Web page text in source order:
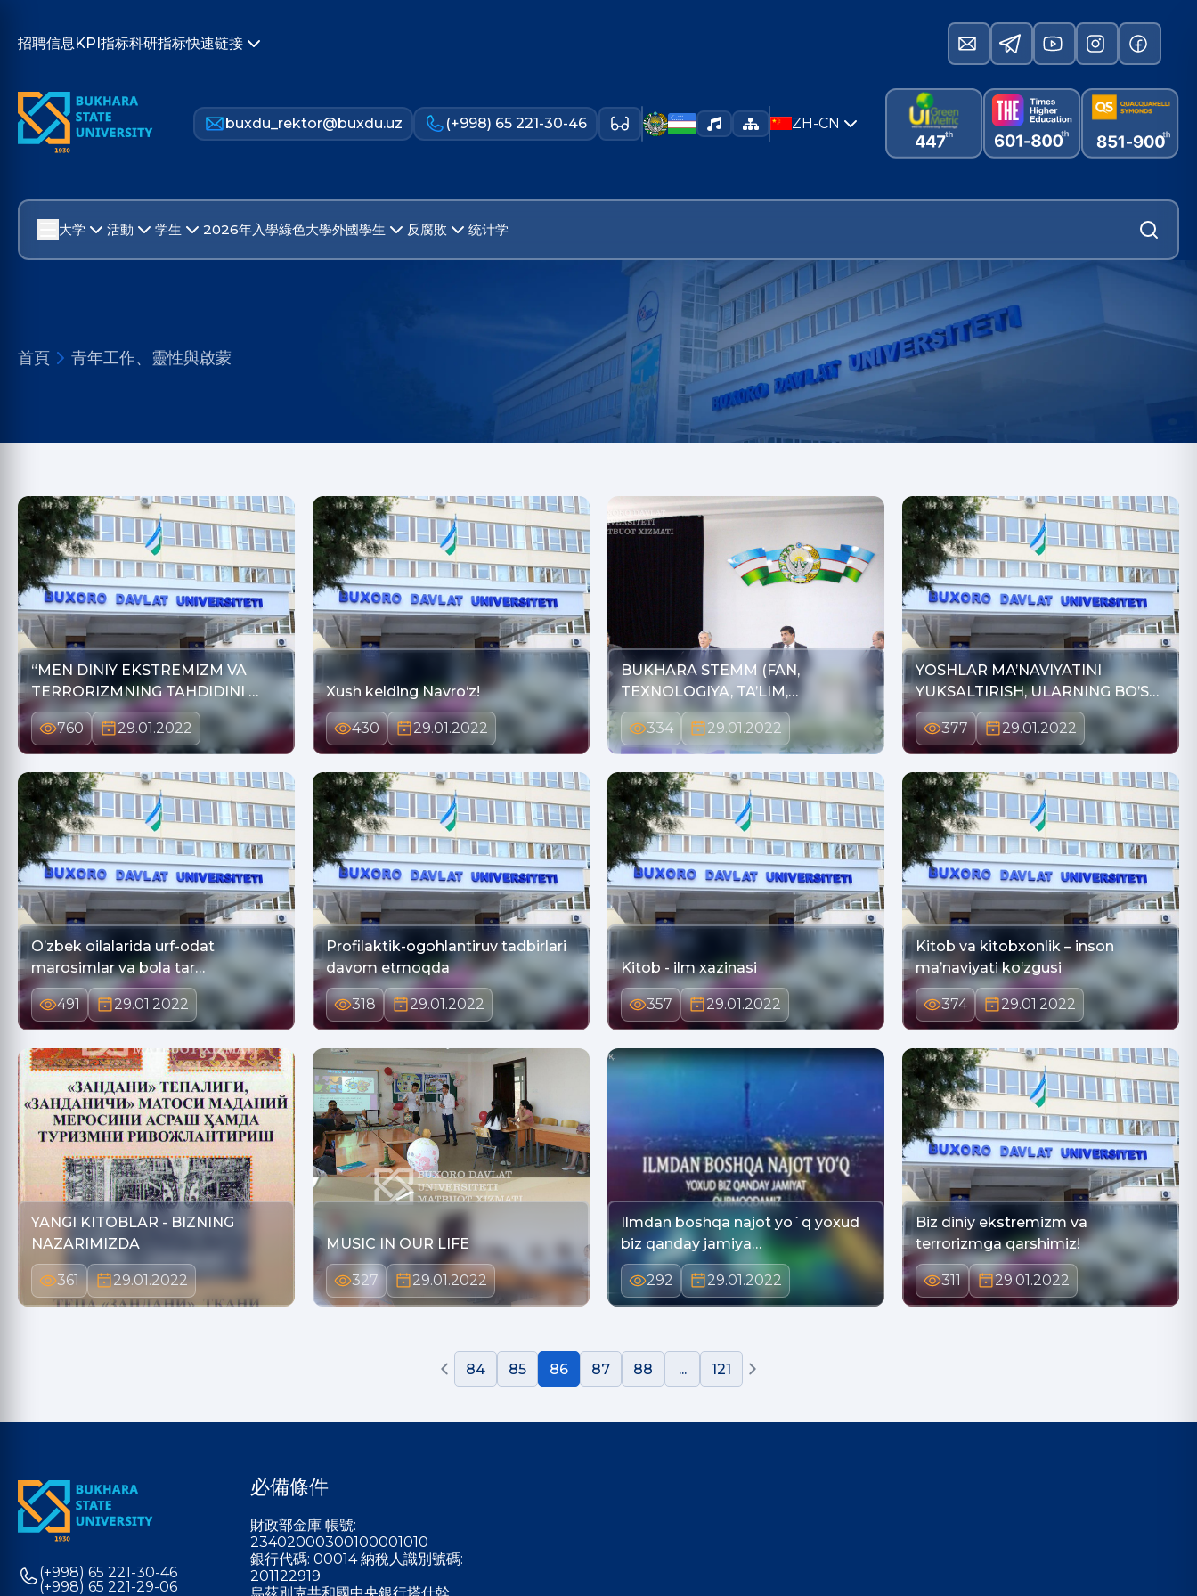
招聘信息KPI指标科研指标快速链接
buxdu_rektor@buxdu.uz (+998) 65 221-30-46 ZH-CN
大学 活動 学生 2026年入學綠色大學外國學生 反腐敗 统计学
首頁 青年工作、靈性與啟蒙
“MEN DINIY EKSTREMIZM VA
TERRORIZMNING TAHDIDINI …
760 29.01.2022
Xush kelding Navro‘z!
430 29.01.2022
BUKHARA STEMM (FAN,
TEXNOLOGIYA, TA’LIM,
MATEMATI…
334
29.01.2022
YOSHLAR MA’NAVIYATINI
YUKSALTIRISH, ULARNING BO’S…
377 29.01.2022
O’zbek oilalarida urf-odat
marosimlar va bola tar…
491 29.01.2022
Profilaktik-ogohlantiruv tadbirlari
davom etmoqda
318 29.01.2022
Kitob - ilm xazinasi
357 29.01.2022
Kitob va kitobxonlik – inson
ma’naviyati ko‘zgusi
374 29.01.2022
YANGI KITOBLAR - BIZNING
NAZARIMIZDA
361 29.01.2022
MUSIC IN OUR LIFE
327 29.01.2022
Ilmdan boshqa najot yo`q yoxud
biz qanday jamiya…
292 29.01.2022
Biz diniy ekstremizm va
terrorizmga qarshimiz!
311 29.01.2022
84 85 86 87 88 ... 121
(+998) 65 221-30-46
(+998) 65 221-29-06
必備條件
財政部金庫 帳號:
23402000300100001010
銀行代碼: 00014 納稅人識別號碼:
201122919